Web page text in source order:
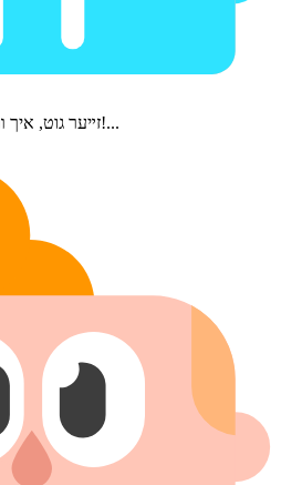
זײער גוט, איך װיל פֿריטלעך... נײן! סאַלאַט! נײן!...